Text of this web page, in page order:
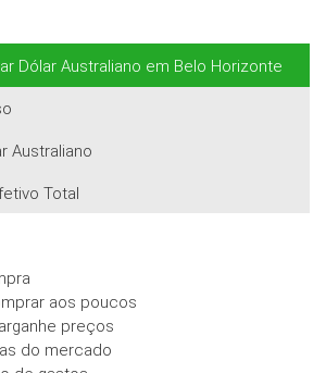
Dólar Australiano em Belo Horizonte
Australiano
Total
aos poucos
preços
do mercado